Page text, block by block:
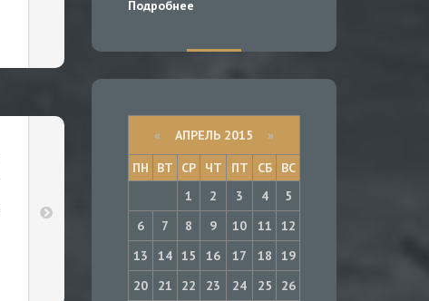
Подробнее
« АПРЕЛЬ 2015 »
ПН
ВТ СР ЧТ ПТ СБ
ВС
1
2 3 4
5
6
7 8 9 10 11
12
13
14 15 16 17 18
19
20
21 22 23 24 25
26